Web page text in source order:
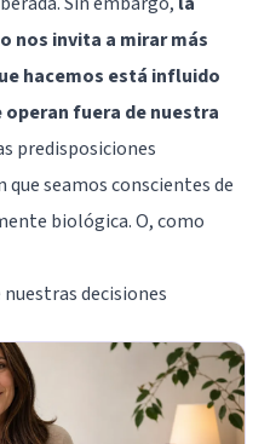
nos invita a mirar más
hacemos está influido
fuera de nuestra
predisposiciones
seamos conscientes de
biológica. O, como
decisiones